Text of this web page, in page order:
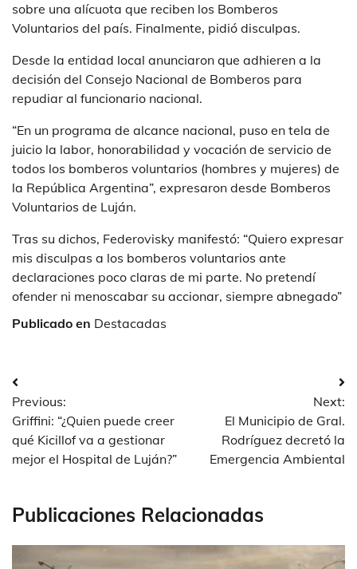
sobre una alícuota que reciben los Bomberos
Voluntarios del país. Finalmente, pidió disculpas.
Desde la entidad local anunciaron que adhieren a la
decisión del Consejo Nacional de Bomberos para
repudiar al funcionario nacional.
“En un programa de alcance nacional, puso en tela de
juicio la labor, honorabilidad y vocación de servicio de
todos los bomberos voluntarios (hombres y mujeres) de
la República Argentina”, expresaron desde Bomberos
Voluntarios de Luján.
Tras su dichos, Federovisky manifestó: “Quiero expresar
mis disculpas a los bomberos voluntarios ante
declaraciones poco claras de mi parte. No pretendí
ofender ni menoscabar su accionar, siempre abnegado”
Publicado en Destacadas
Navegación
de
entradas
Previous:
Griffini: “¿Quien puede creer
qué Kicillof va a gestionar
mejor el Hospital de Luján?”
Next:
El Municipio de Gral.
Rodríguez decretó la
Emergencia Ambiental
Publicaciones Relacionadas